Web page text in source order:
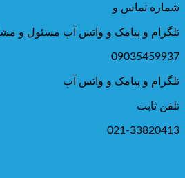
شماره تماس و
تلگرام و پیامک و واتس آپ مسئول و
09035459937
تلگرام و پیامک و واتس آپ
تلفن ثابت
021-33820413